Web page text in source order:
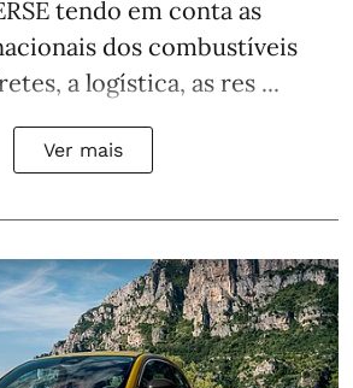
tendo em conta as
dos combustíveis
a logística, as res ...
Ver mais